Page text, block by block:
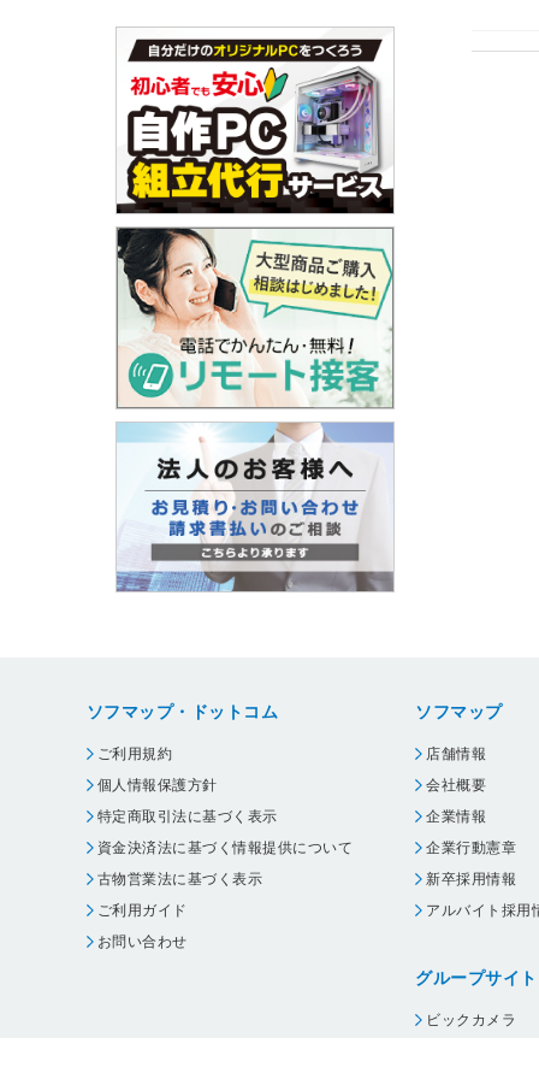
ソフマップ・ドットコム
ご利用規約
個人情報保護方針
特定商取引法に基づく表示
資金決済法に基づく情報提供について
古物営業法に基づく表示
ご利用ガイド
お問い合わせ
ソフマップ
店舗情報
会社概要
企業情報
企業行動憲章
新卒採用情報
アルバイト採用
グループサイト
ビックカメラ